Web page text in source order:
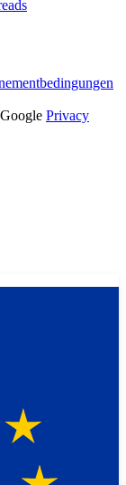
Privacy